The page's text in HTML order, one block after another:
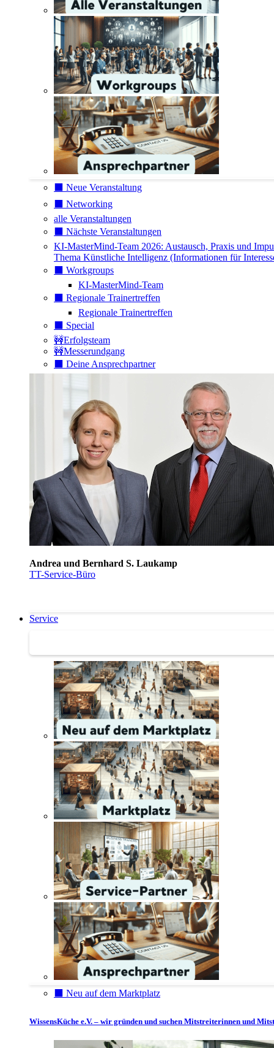
⬛️ Neue Veranstaltung
⬛️ Networking
alle Veranstaltungen
⬛️ Nächste Veranstaltungen
KI-MasterMind-Team 2026: Austausch, Praxis und
Thema Künstliche Intelligenz (Informationen für
⬛️ Workgroups
KI-MasterMind-Team
⬛️ Regionale Trainertreffen
Regionale Trainertreffen
⬛️ Special
🚧Erfolgsteam
🚧Messerundgang
⬛️ Deine Ansprechpartner
Andrea und Bernhard S. Laukamp
TT-Service-Büro
Service
⬛️ Neu auf dem Marktplatz
WissensKüche e.V. – wir gründen und suchen Mitstreiterinnen und